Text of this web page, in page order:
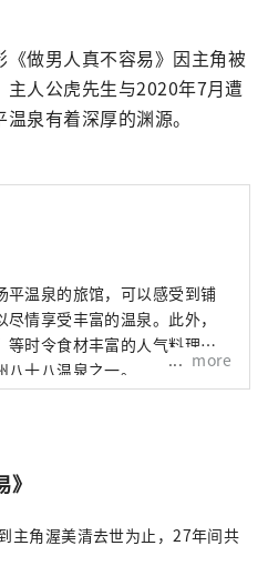
做男人真不容易》因主角被
人公虎先生与2020年7月遭
泉有着深厚的渊源。
平温泉的旅馆，可以感受到铺
情享受丰富的温泉。此外，
时令食材丰富的人气料理。
十八温泉之一。
more
主角渥美清去世为止，27年间共